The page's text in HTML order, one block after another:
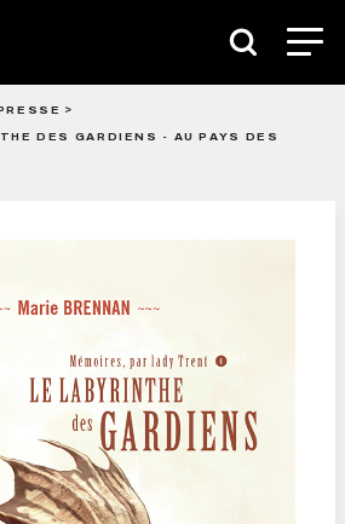
DES GARDIENS - AU PAYS DES